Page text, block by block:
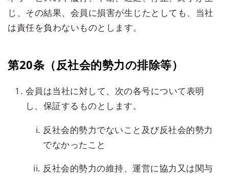
じ、その結果、会員に損害が生じたとしても、当社
は責任を負わないものとします。
第20条（反社会的勢力の排除等）
会員は当社に対して、次の各号について表明
し、保証するものとします。
反社会的勢力でないこと及び反社会的勢力
でなかったこと
反社会的勢力の維持、運営に協力又は関与